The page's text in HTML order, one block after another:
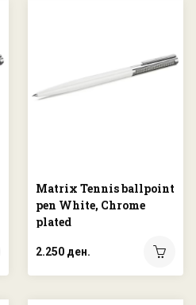
Matrix Tennis ballpoint
pen White, Chrome
plated
2.250 ден.